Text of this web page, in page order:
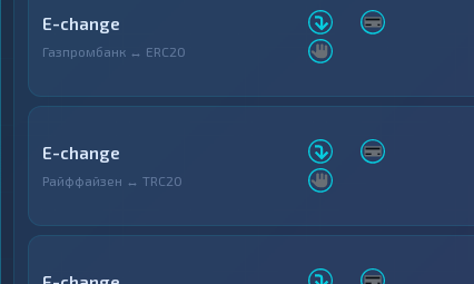
E-change
Газпромбанк ↔ ERC20
E-change
Райффайзен ↔ TRC20